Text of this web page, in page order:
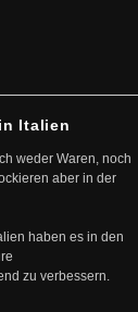
Italien
weder Waren, noch
aber in der
haben es in den
zu verbessern.